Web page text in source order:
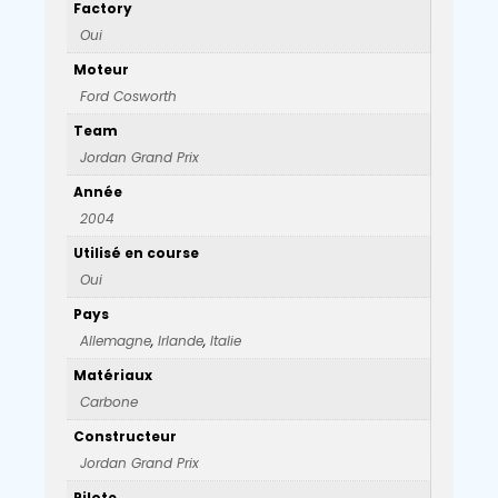
Factory
Oui
Moteur
Ford Cosworth
Team
Jordan Grand Prix
Année
2004
Utilisé en course
Oui
Pays
Allemagne, Irlande, Italie
Matériaux
Carbone
Constructeur
Jordan Grand Prix